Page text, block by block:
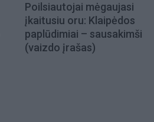
Poilsiautojai mėgaujasi
įkaitusiu oru: Klaipėdos
paplūdimiai – sausakimši
(vaizdo įrašas)